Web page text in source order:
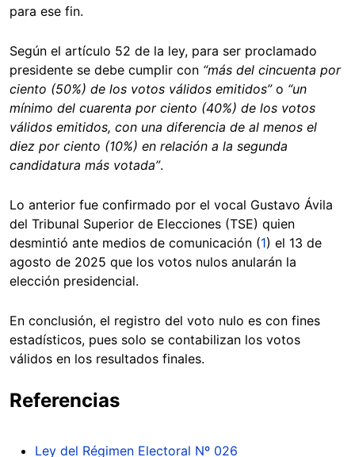
para ese fin.
Según el artículo 52 de la ley, para ser proclamado
presidente se debe cumplir con “más del cincuenta por
ciento (50%) de los votos válidos emitidos”o “un
mínimo del cuarenta por ciento (40%) de los votos
válidos emitidos, con una diferencia de al menos el
diez por ciento (10%) en relación a la segunda
candidatura más votada”.
Lo anterior fue confirmado por el vocal Gustavo Ávila
del Tribunal Superior de Elecciones (TSE) quien
desmintió ante medios de comunicación (1) el 13 de
agosto de 2025 que los votos nulos anularán la
elección presidencial.
En conclusión, el registro del voto nulo es con fines
estadísticos, pues solo se contabilizan los votos
válidos en los resultados finales.
Referencias
Ley del Régimen Electoral Nº 026